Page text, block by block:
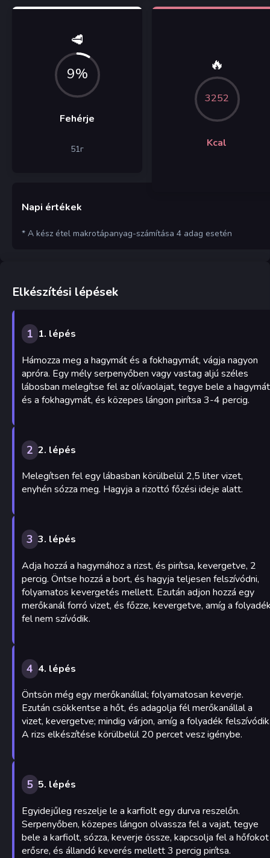
🥩
9%
Fehérje
51г
🔥
3252
Kcal
Napi értékek
* A kész étel makrotápanyag-számítása 4 adag esetén
Elkészítési lépések
1 1. lépés
Hámozza meg a hagymát és a fokhagymát, vágja nagyon
apróra. Egy mély serpenyőben vagy vastag aljú széles
lábosban melegítse fel az olívaolajat, tegye bele a hagymát
és a fokhagymát, és közepes lángon pirítsa 3-4 percig.
2 2. lépés
Melegítsen fel egy lábasban körülbelül 2,5 liter vizet,
enyhén sózza meg. Hagyja a rizottó főzési ideje alatt.
3 3. lépés
Adja hozzá a hagymához a rizst, és pirítsa, kevergetve, 2
percig. Öntse hozzá a bort, és hagyja teljesen felszívódni,
folyamatos kevergetés mellett. Ezután adjon hozzá egy
merőkanál forró vizet, és főzze, kevergetve, amíg a
fel nem szívódik.
4 4. lépés
Öntsön még egy merőkanállal; folyamatosan keverje.
Ezután csökkentse a hőt, és adagolja fél merőkanállal a
vizet, kevergetve; mindig várjon, amíg a folyadék
A rizs elkészítése körülbelül 20 percet vesz igénybe.
5 5. lépés
Egyidejűleg reszelje le a karfiolt egy durva reszelőn.
Serpenyőben, közepes lángon olvassza fel a vajat, tegye
bele a karfiolt, sózza, keverje össze, kapcsolja fel a hőfokot
erősre, és állandó keverés mellett 3 percig pirítsa.